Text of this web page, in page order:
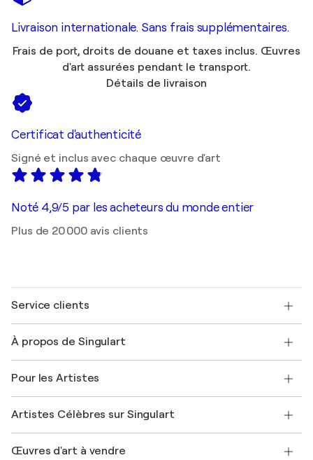
Livraison internationale. Sans frais supplémentaires.
Frais de port, droits de douane et taxes inclus. Œuvres
d'art assurées pendant le transport.
Détails de livraison
Certificat d'authenticité
Signé et inclus avec chaque œuvre d'art
Noté 4,9/5 par les acheteurs du monde entier
Plus de 20 000 avis clients
Service clients
Expédition
Offrir une carte cadeau
Rejoignez notre programme commercial
Mon compte
+33 1 76 44 06 42
À propos de Singulart
FAQ
Magazine Singulart
Emplois
Découvrez une sélection d'art original
Pour les Artistes
Se connecter en tant qu'Artiste
Artistes Célèbres sur Singulart
Marc Chagall
Œuvres d'art à vendre